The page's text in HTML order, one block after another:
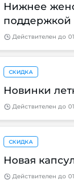
Нижнее
поддержкой
Действителен до
СКИДКА
Новинки
Действителен до
СКИДКА
Новая
Действителен до